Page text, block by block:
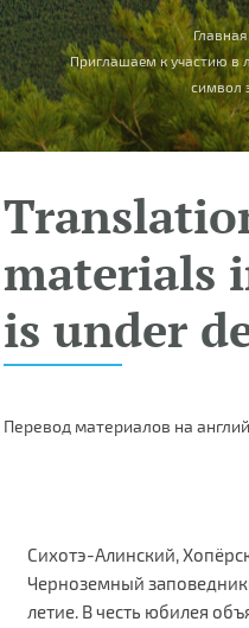
You are here
Главная
Приглашаем к участию в
символ
materials
is under
Перевод материалов на
Сихотэ-Алинский,
Черноземный
летие. В честь юбилея